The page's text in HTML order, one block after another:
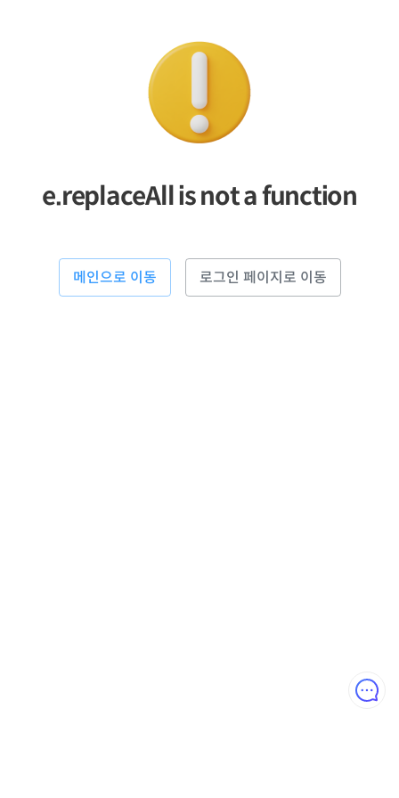
e.replaceAll is not a function
메인으로 이동 로그인 페이지로 이동